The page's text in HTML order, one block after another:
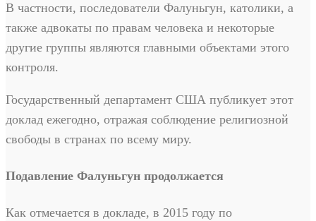
В частности, последователи Фалуньгун, католики, а
также адвокаты по правам человека и некоторые
другие группы являются главными объектами этого
контроля.
Государственный департамент США публикует этот
доклад ежегодно, отражая соблюдение религиозной
свободы в странах по всему миру.
Подавление Фалуньгун продолжается
Как отмечается в докладе, в 2015 году по